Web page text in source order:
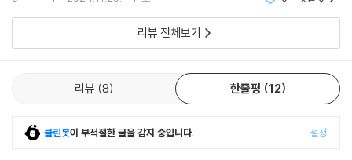
리뷰 전체보기
리뷰 8 한줄평 12
클린봇이 부적절한 글을 감지 중입니다. 설정